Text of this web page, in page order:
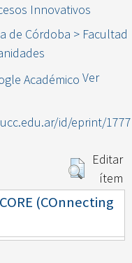
Innovativos
de Córdoba > Facultad
Ver
id/eprint/1777
Editar
ítem
(COnnecting